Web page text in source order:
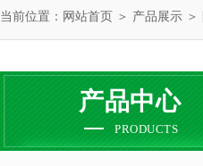
当前位置： 网站首页 ＞ 产品展示 ＞
产品中心
PRODUCTS